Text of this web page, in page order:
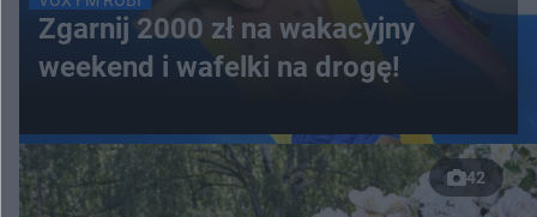
Zgarnij 2000 zł na wakacyjny
weekend i wafelki na drogę!
42